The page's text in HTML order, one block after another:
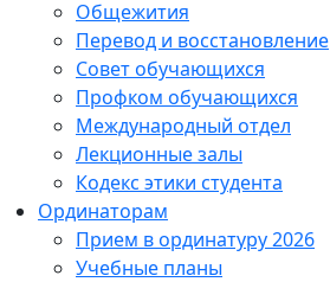
Общежития
Перевод и восстановление
Совет обучающихся
Профком обучающихся
Международный отдел
Лекционные залы
Кодекс этики студента
Ординаторам
Прием в ординатуру 2026
Учебные планы